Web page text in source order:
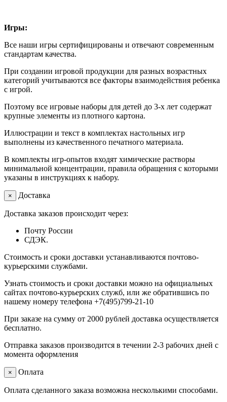
Игры:
Все наши игры сертифицированы и отвечают современным
стандартам качества.
При создании игровой продукции для разных возрастных
категорий учитываются все факторы взаимодействия ребенка
с игрой.
Поэтому все игровые наборы для детей до 3-х лет содержат
крупные элементы из плотного картона.
Иллюстрации и текст в комплектах настольных игр
выполнены из качественного печатного материала.
В комплекты игр-опытов входят химические растворы
минимальной концентрации, правила обращения с которыми
указаны в инструкциях к набору.
× Доставка
Доставка заказов происходит через:
Почту России
СДЭК.
Стоимость и сроки доставки устанавливаются почтово-
курьерскими службами.
Узнать стоимость и сроки доставки можно на официальных
сайтах почтово-курьерских служб, или же обратившись по
нашему номеру телефона +7(495)799-21-10
При заказе на сумму от 2000 рублей доставка осуществляется
бесплатно.
Отправка заказов производится в течении 2-3 рабочих дней с
момента оформления
× Оплата
Оплата сделанного заказа возможна несколькими способами.